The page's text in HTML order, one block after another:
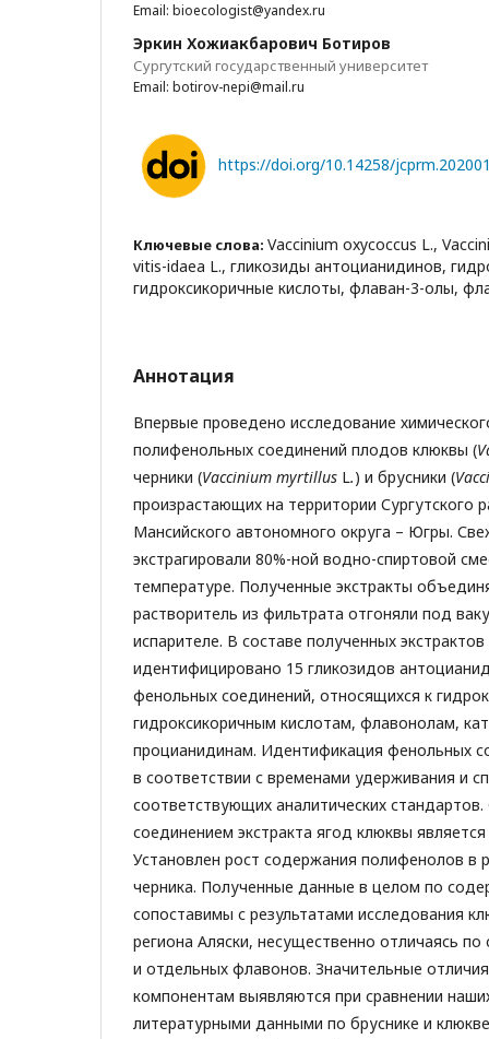
Email: bioecologist@yandex.ru
Эркин Хожиакбарович Ботиров
Сургутский государственный университет
Email: botirov-nepi@mail.ru
https://doi.org/10.14258/
Ключевые слова: Vaccinium oxycoccus L.,
vitis-idaea L., гликозиды антоцианидинов,
гидроксикоричные кислоты, флаван-3-олы,
Аннотация
Впервые проведено исследование
полифенольных соединений плодов клюквы (
черники (Vaccinium myrtillus L.) и брусники (
произрастающих на территории Сургутского
Мансийского автономного округа – Югры.
экстрагировали 80%-ной водно-спиртовой
температуре. Полученные экстракты
растворитель из фильтрата отгоняли под
испарителе. В составе полученных
идентифицировано 15 гликозидов
фенольных соединений, относящихся к
гидроксикоричным кислотам, флавонолам,
процианидинам. Идентификация фенольных
в соответствии с временами удерживания и
соответствующих аналитических
соединением экстракта ягод клюквы
Установлен рост содержания полифенолов в
черника. Полученные данные в целом по
сопоставимы с результатами исследования
региона Аляски, несущественно отличаясь
и отдельных флавонов. Значительные
компонентам выявляются при сравнении
литературными данными по бруснике и